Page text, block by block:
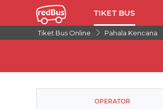
TIKET BUS
Tiket Bus Online Pahala Kencana
OPERATOR